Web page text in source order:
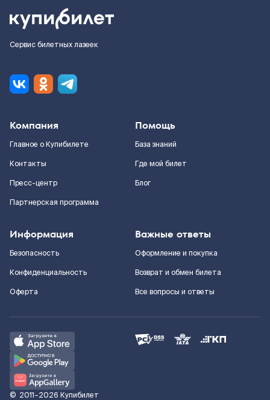
Сервис билетных лазеек
Компания
Главное о Купибилете
Контакты
Пресс-центр
Партнерская программа
Помощь
База знаний
Где мой билет
Блог
Информация
Безопасность
Конфиденциальность
Оферта
Важные ответы
Оформление и покупка
Возврат и обмен билета
Все вопросы и ответы
© 2011–2026 Купибилет